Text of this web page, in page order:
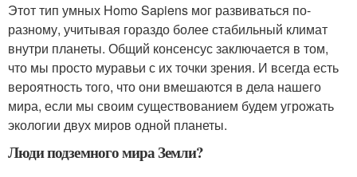
Этот тип умных Homo Sapiens мог развиваться по-
разному, учитывая гораздо более стабильный климат
внутри планеты. Общий консенсус заключается в том,
что мы просто муравьи с их точки зрения. И всегда есть
вероятность того, что они вмешаются в дела нашего
мира, если мы своим существованием будем угрожать
экологии двух миров одной планеты.
Люди подземного мира Земли?